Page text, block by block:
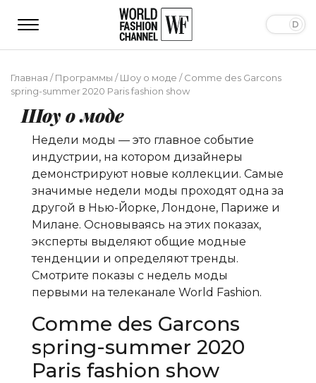
Главная /Программы /Шоу о моде /Comme des Garcons
spring-summer 2020 Paris fashion show
Шоу о моде
Недели моды — это главное событие
индустрии, на котором дизайнеры
демонстрируют новые коллекции. Самые
значимые недели моды проходят одна за
другой в Нью-Йорке, Лондоне, Париже и
Милане. Основываясь на этих показах,
эксперты выделяют общие модные
тенденции и определяют тренды.
Смотрите показы с недель моды
первыми на телеканале World Fashion.
Comme des Garcons
spring-summer 2020
Paris fashion show